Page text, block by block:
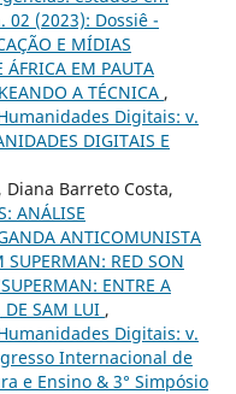
(2023): Dossiê -
E MÍDIAS
EM PAUTA
A TÉCNICA ,
Digitais: v.
DIGITAIS E
Barreto Costa,
ANÁLISE
ANTICOMUNISTA
SUPERMAN: RED SON
ENTRE A
DE SAM LUI ,
Digitais: v.
Internacional de
e Ensino & 3° Simpósio